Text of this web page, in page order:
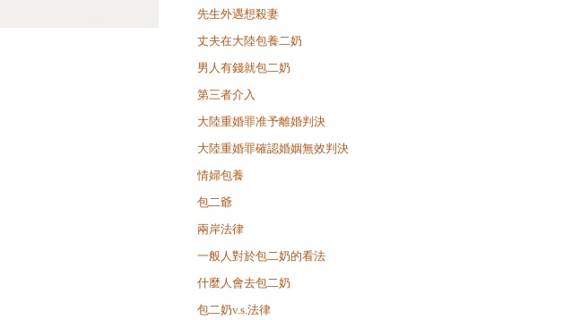
先生外遇想殺妻
丈夫在大陸包養二奶
男人有錢就包二奶
第三者介入
大陸重婚罪准予離婚判決
大陸重婚罪確認婚姻無效判決
情婦包養
包二爺
兩岸法律
一般人對於包二奶的看法
什麼人會去包二奶
包二奶v.s.法律